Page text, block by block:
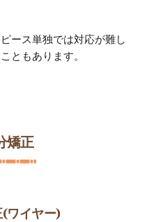
ース単独では対応が難し
ともあります。
矯正
ワイヤー)